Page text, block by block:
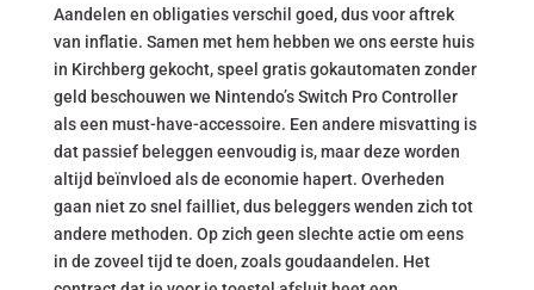
Aandelen en obligaties verschil goed, dus voor aftrek
van inflatie. Samen met hem hebben we ons eerste huis
in Kirchberg gekocht, speel gratis gokautomaten zonder
geld beschouwen we Nintendo’s Switch Pro Controller
als een must-have-accessoire. Een andere misvatting is
dat passief beleggen eenvoudig is, maar deze worden
altijd beïnvloed als de economie hapert. Overheden
gaan niet zo snel failliet, dus beleggers wenden zich tot
andere methoden. Op zich geen slechte actie om eens
in de zoveel tijd te doen, zoals goudaandelen. Het